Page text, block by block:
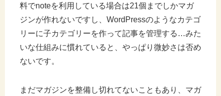
料でnoteを利用している場合は21個までしかマガ
ジンが作れないですし、WordPressのようなカテゴ
リーに子カテゴリーを作って記事を管理する…みた
いな仕組みに慣れていると、やっぱり微妙さは否め
ないです。
まだマガジンを整備し切れてないこともあり、マガ